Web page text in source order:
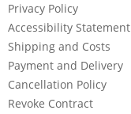
Privacy Policy
Accessibility Statement
Shipping and Costs
Payment and Delivery
Cancellation Policy
Revoke Contract